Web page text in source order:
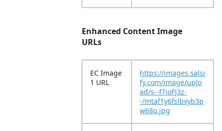
Enhanced Content Image
URLs
EC Image
1 URL
https://images.salsi
fy.com/image/uplo
ad/s--f7ioFJ3z-
-/mtaf1y6fslbvyb3p
w68o.jpg